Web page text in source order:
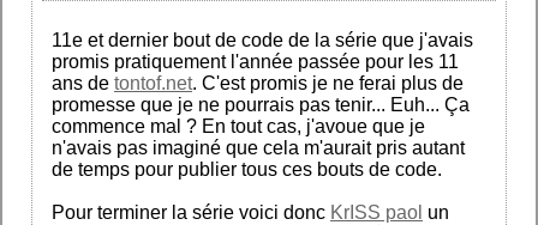
11e et dernier bout de code de la série que j'avais
promis pratiquement l'année passée pour les 11
ans de tontof.net. C'est promis je ne ferai plus de
promesse que je ne pourrais pas tenir... Euh... Ça
commence mal ? En tout cas, j'avoue que je
n'avais pas imaginé que cela m'aurait pris autant
de temps pour publier tous ces bouts de code.
Pour terminer la série voici donc KrISS paol un